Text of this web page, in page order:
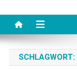
SCHLAGWORT: